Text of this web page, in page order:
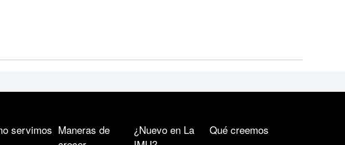
servimos Maneras de
¿Nuevo en La
Qué creemos